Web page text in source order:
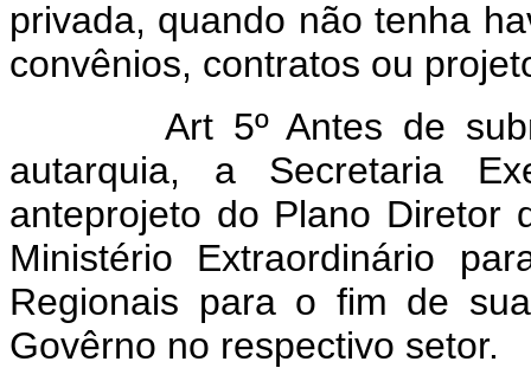
privada, quando não tenha
convênios, contratos ou
Art 5º Antes de
autarquia, a Secretaria
anteprojeto do Plano Diretor
Ministério Extraordinário
Regionais para o fim de
Govêrno no respectivo setor.